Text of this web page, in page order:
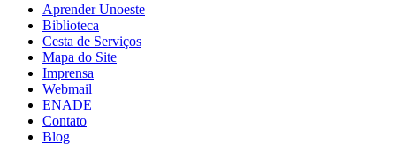
Aprender Unoeste
Biblioteca
Cesta de Serviços
Mapa do Site
Imprensa
Webmail
ENADE
Contato
Blog